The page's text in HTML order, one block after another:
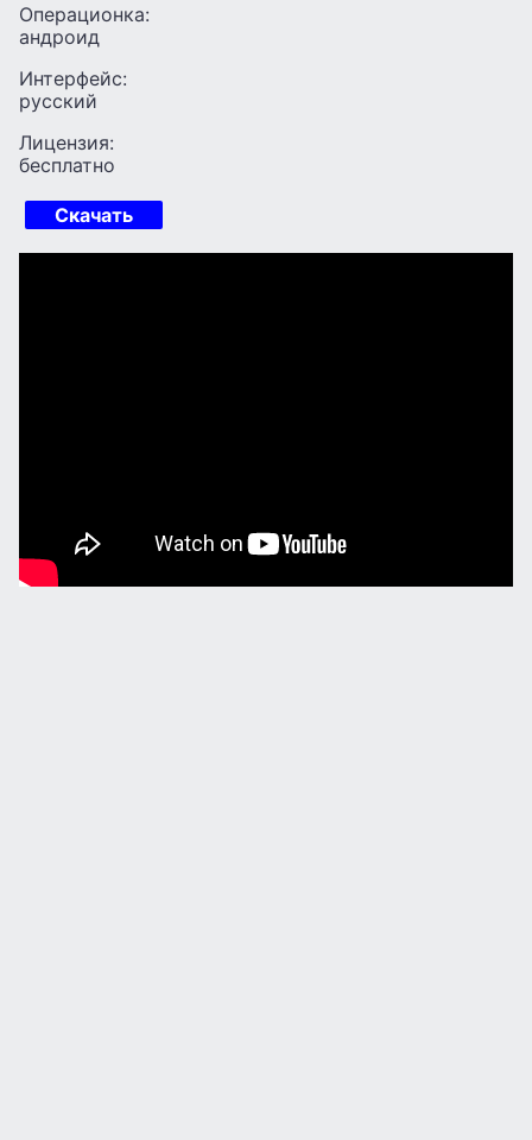
Операционка:
андроид
Интерфейс:
русский
Лицензия:
бесплатно
Скачать